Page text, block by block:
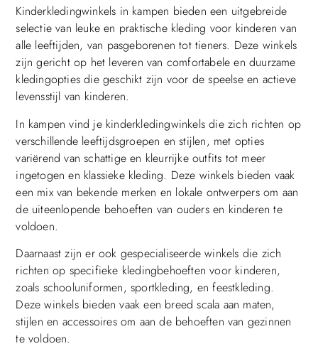
Kinderkledingwinkels in kampen bieden een uitgebreide
selectie van leuke en praktische kleding voor kinderen van
alle leeftijden, van pasgeborenen tot tieners. Deze winkels
zijn gericht op het leveren van comfortabele en duurzame
kledingopties die geschikt zijn voor de speelse en actieve
levensstijl van kinderen.
In kampen vind je kinderkledingwinkels die zich richten op
verschillende leeftijdsgroepen en stijlen, met opties
variërend van schattige en kleurrijke outfits tot meer
ingetogen en klassieke kleding. Deze winkels bieden vaak
een mix van bekende merken en lokale ontwerpers om aan
de uiteenlopende behoeften van ouders en kinderen te
voldoen.
Daarnaast zijn er ook gespecialiseerde winkels die zich
richten op specifieke kledingbehoeften voor kinderen,
zoals schooluniformen, sportkleding, en feestkleding.
Deze winkels bieden vaak een breed scala aan maten,
stijlen en accessoires om aan de behoeften van gezinnen
te voldoen.